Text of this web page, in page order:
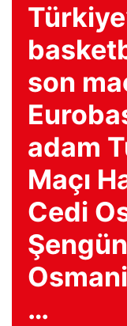
son
adam
Maçı
Cedi
…